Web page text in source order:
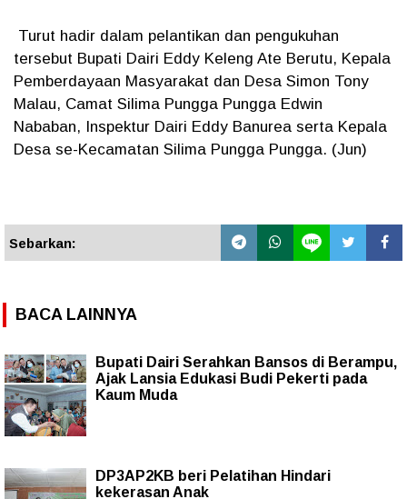
Turut hadir dalam pelantikan dan pengukuhan
tersebut Bupati Dairi Eddy Keleng Ate Berutu, Kepala
Pemberdayaan Masyarakat dan Desa Simon Tony
Malau, Camat Silima Pungga Pungga Edwin
Nababan, Inspektur Dairi Eddy Banurea serta Kepala
Desa se-Kecamatan Silima Pungga Pungga. (Jun)
Sebarkan:
BACA LAINNYA
Bupati Dairi Serahkan Bansos di Berampu,
Ajak Lansia Edukasi Budi Pekerti pada
Kaum Muda
DP3AP2KB beri Pelatihan Hindari
kekerasan Anak